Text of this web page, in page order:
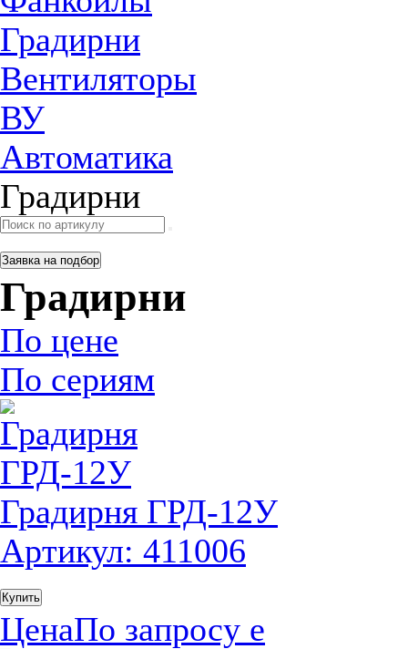
Градирни
Вентиляторы
ВУ
Автоматика
Градирни
Заявка на подбор
Градирни
По цене
По сериям
Градирня ГРД-12У
Артикул: 411006
Купить
ЦенаПо запросу е